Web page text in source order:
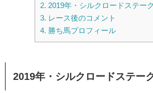
2. 2019年・シルクロードステー
3. レース後のコメント
4. 勝ち馬プロフィール
2019年・シルクロードステー